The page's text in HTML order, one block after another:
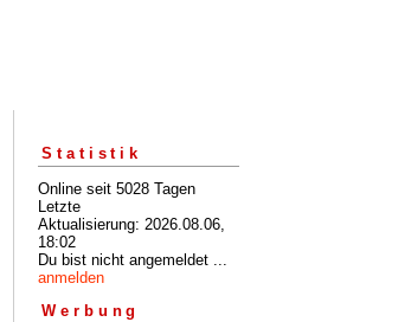
Statistik
Online seit 5028 Tagen
Letzte
Aktualisierung: 2026.08.06,
18:02
Du bist nicht angemeldet ...
anmelden
Werbung